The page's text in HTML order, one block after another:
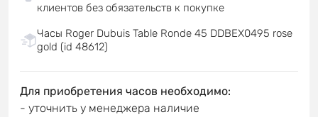
клиентов без обязательств к покупке
Часы Roger Dubuis Table Ronde 45 DDBEX0495 rose
gold (id 48612)
Для приобретения часов необходимо:
- уточнить у менеджера наличие